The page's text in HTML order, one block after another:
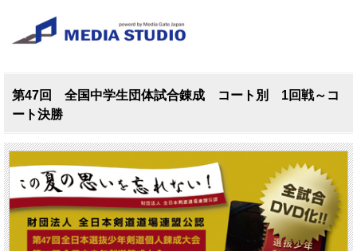
第47回 全国中学生団体試合錬成 コート別 1回戦～コ
ート決勝